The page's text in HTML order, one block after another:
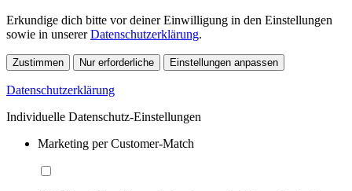
Erkundige dich bitte vor deiner Einwilligung in den Einstellungen
sowie in unsererDatenschutzerklärung.
Zustimmen Nur erforderliche Einstellungen anpassen
Datenschutzerklärung
Individuelle Datenschutz-Einstellungen
Marketing per Customer-Match